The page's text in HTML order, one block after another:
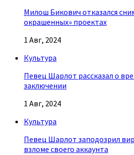
Милош Бикович отказался
окрашенных» проектах
1 Авг, 2024
Культура
Певец Шарлот рассказал о
заключении
1 Авг, 2024
Культура
Певец Шарлот заподозрил
взломе своего аккаунта